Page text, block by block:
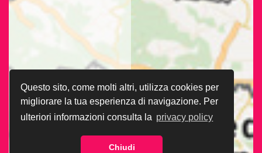
Questo sito, come molti altri, utilizza cookies per
migliorare la tua esperienza di navigazione. Per
ulteriori informazioni consulta la privacy policy
Chiudi